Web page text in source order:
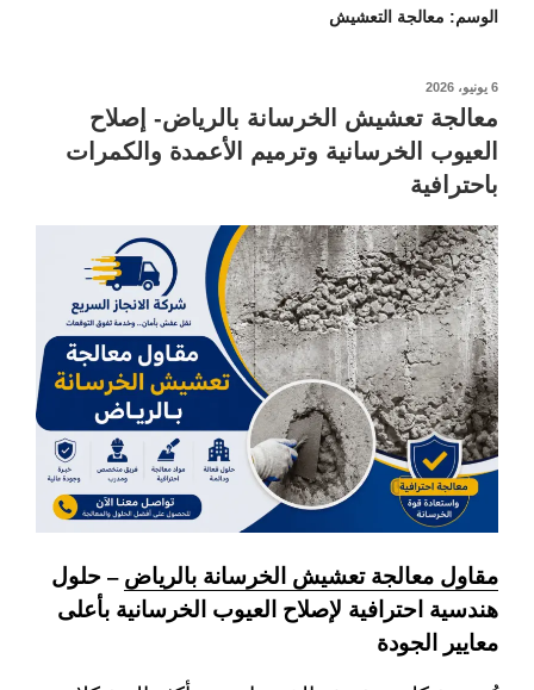
الوسم: معالجة التعشيش
نُشر
6 يونيو، 2026
معالجة تعشيش الخرسانة بالرياض- إصلاح
العيوب الخرسانية وترميم الأعمدة والكمرات
باحترافية
مقاول معالجة تعشيش الخرسانة بالرياض– حلول
هندسية احترافية لإصلاح العيوب الخرسانية بأعلى
معايير الجودة